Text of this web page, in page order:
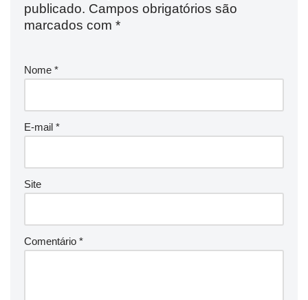
publicado. Campos obrigatórios são
marcados com *
Nome *
E-mail *
Site
Comentário *